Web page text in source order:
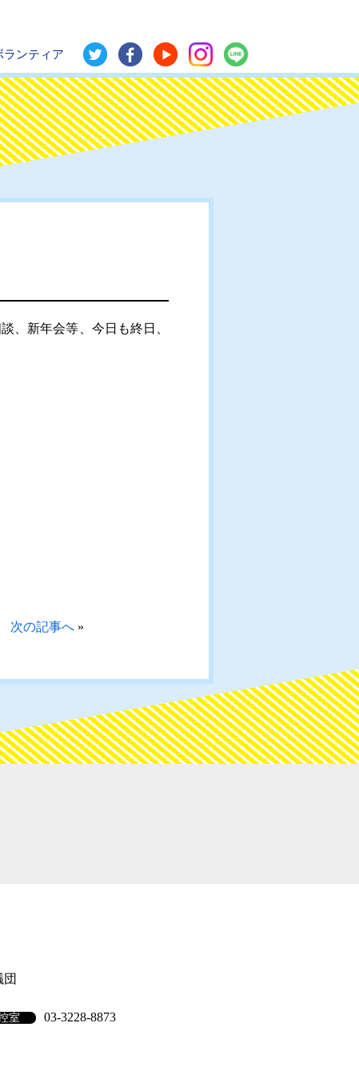
ランティア
、新年会等、今日も終日、
次の記事へ »
室 03-3228-8873